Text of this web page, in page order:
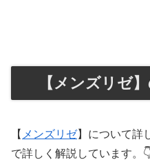
【メンズリゼ
【 メンズリゼ】について詳
で詳しく解説しています。